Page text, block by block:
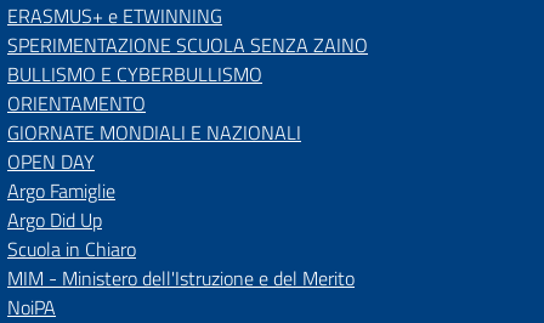
ERASMUS+ e ETWINNING
SPERIMENTAZIONE SCUOLA SENZA ZAINO
BULLISMO E CYBERBULLISMO
ORIENTAMENTO
GIORNATE MONDIALI E NAZIONALI
OPEN DAY
Argo Famiglie
Argo Did Up
Scuola in Chiaro
MIM - Ministero dell'Istruzione e del Merito
NoiPA